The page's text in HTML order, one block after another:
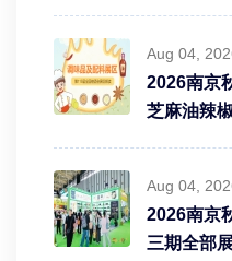
Aug 04,
2026南京
芝麻油辣
Aug 04,
2026南京
三期全部